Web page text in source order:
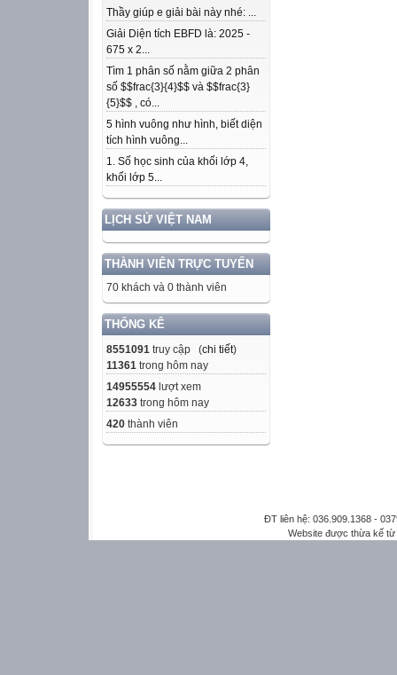
Thầy giúp e giải bài này nhé: ...
Giải Diện tích EBFD là: 2025 -
675 x 2...
Tìm 1 phân số nằm giữa 2 phân
số $$frac{3}{4}$$ và $$frac{3}
{5}$$ , có...
5 hình vuông như hình, biết diện
tích hình vuông...
1. Số học sinh của khối lớp 4,
khối lớp 5...
LỊCH SỬ VIỆT NAM
THÀNH VIÊN TRỰC TUYẾN
70 khách và 0 thành viên
THỐNG KÊ
8551091 truy cập (chi tiết)
11361 trong hôm nay
14955554 lượt xem
12633 trong hôm nay
420 thành viên
ĐT liên hệ: 036.909.1368 -
Website được thừa kế từ